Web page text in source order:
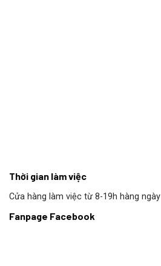
Thời gian làm việc
Cửa hàng làm việc từ 8-19h hàng ngày
Fanpage Facebook